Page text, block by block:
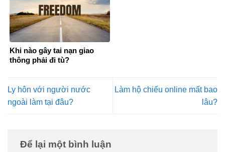
Khi nào gây tai nạn giao
thông phải đi tù?
Ly hôn với người nước
ngoài làm tại đâu?
Làm hộ chiếu online mất bao
lâu?
Để lại một bình luận